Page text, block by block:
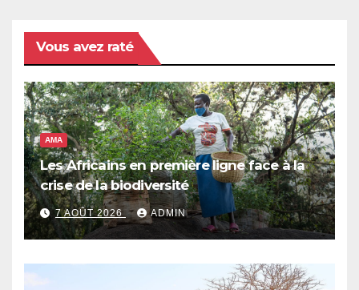
Vous avez raté
AMA
Les Africains en première ligne face à la
crise de la biodiversité
7 AOÛT 2026 ADMIN